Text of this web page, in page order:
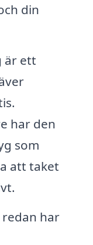
din
är ett
har den
som
att taket
har